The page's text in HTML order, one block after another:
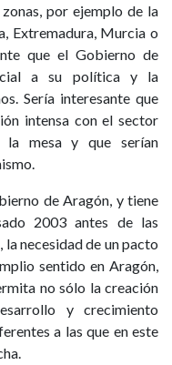
por ejemplo de la
Extremadura, Murcia o
que el Gobierno de
a su política y la
Sería interesante que
intensa con el sector
la mesa y que serían
de Aragón, y tiene
2003 antes de las
necesidad de un pacto
sentido en Aragón,
no sólo la creación
y crecimiento
a las que en este